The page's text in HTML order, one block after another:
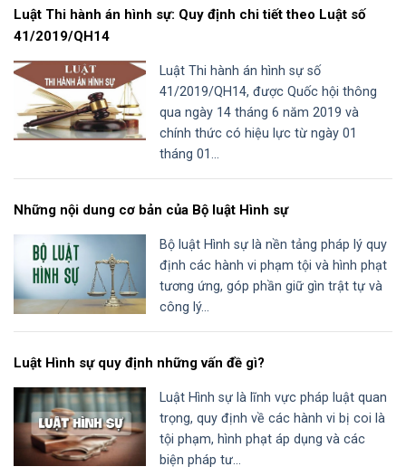
Luật Thi hành án hình sự: Quy định chi tiết theo Luật số
41/2019/QH14
Luật Thi hành án hình sự số
41/2019/QH14, được Quốc hội thông
qua ngày 14 tháng 6 năm 2019 và
chính thức có hiệu lực từ ngày 01
tháng 01...
Những nội dung cơ bản của Bộ luật Hình sự
Bộ luật Hình sự là nền tảng pháp lý quy
định các hành vi phạm tội và hình phạt
tương ứng, góp phần giữ gìn trật tự và
công lý...
Luật Hình sự quy định những vấn đề gì?
Luật Hình sự là lĩnh vực pháp luật quan
trọng, quy định về các hành vi bị coi là
tội phạm, hình phạt áp dụng và các
biện pháp tư...